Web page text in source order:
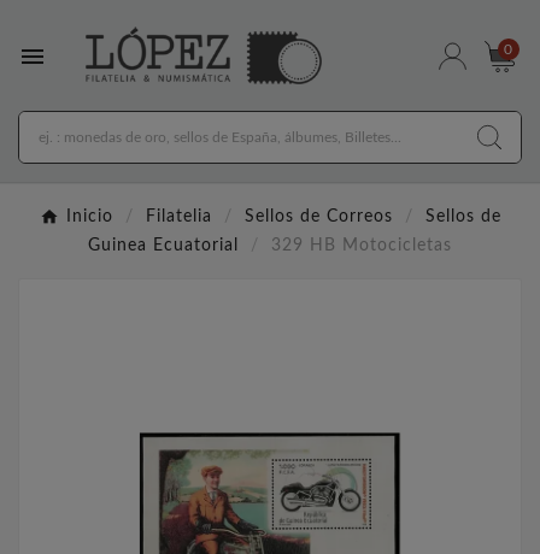
 0
Inicio Filatelia Sellos de Correos
Sellos de
Guinea Ecuatorial
329 HB Motocicletas